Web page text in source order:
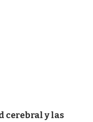
cerebral y las